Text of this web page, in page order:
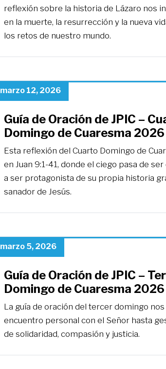
reflexión sobre la historia de Lázaro nos
en la muerte, la resurrección y la nueva
los retos de nuestro mundo.
marzo 12, 2026
Guía de Oración de JPIC –
Domingo de Cuaresma 2026
Esta reflexión del Cuarto Domingo de
en Juan 9:1-41, donde el ciego pasa de
a ser protagonista de su propia historia
sanador de Jesús.
marzo 5, 2026
Guía de Oración de JPIC –
Domingo de Cuaresma 2026
La guía de oración del tercer domingo
encuentro personal con el Señor hasta
de solidaridad, compasión y justicia.